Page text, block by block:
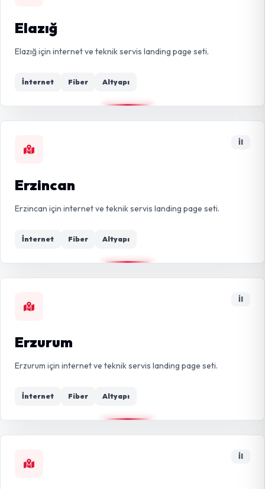
Elazığ
Elazığ için internet ve teknik servis landing page seti.
İnternet Fiber Altyapı
İl
Erzincan
Erzincan için internet ve teknik servis landing page seti.
İnternet Fiber Altyapı
İl
Erzurum
Erzurum için internet ve teknik servis landing page seti.
İnternet Fiber Altyapı
İl